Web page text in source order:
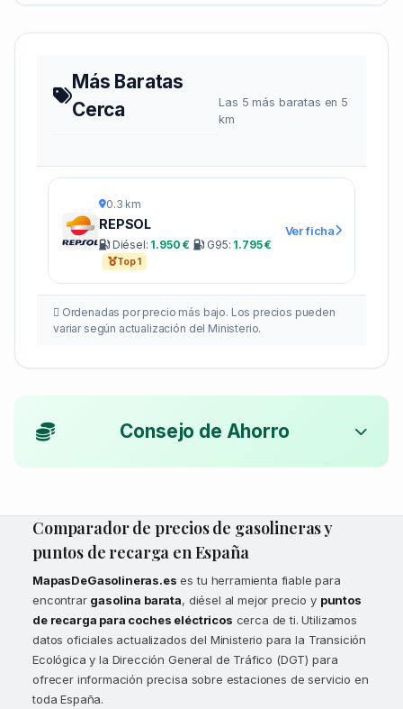
Más Baratas
Cerca
Las 5 más baratas en 5
km
0.3 km
REPSOL
Diésel: 1.950 € G95: 1.795 €
Top 1
Ver ficha
Ordenadas por precio más bajo. Los precios pueden
variar según actualización del Ministerio.
Consejo de Ahorro
Comparador de precios de gasolineras y
puntos de recarga en España
MapasDeGasolineras.es es tu herramienta fiable para
encontrar gasolina barata, diésel al mejor precio y puntos
de recarga para coches eléctricos cerca de ti. Utilizamos
datos oficiales actualizados del Ministerio para la Transición
Ecológica y la Dirección General de Tráfico (DGT) para
ofrecer información precisa sobre estaciones de servicio en
toda España.